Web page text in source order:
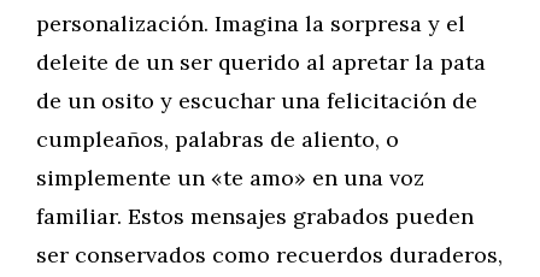
personalización. Imagina la sorpresa y el
deleite de un ser querido al apretar la pata
de un osito y escuchar una felicitación de
cumpleaños, palabras de aliento, o
simplemente un «te amo» en una voz
familiar. Estos mensajes grabados pueden
ser conservados como recuerdos duraderos,